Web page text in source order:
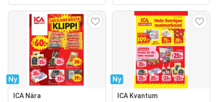
Ny
ICA Nära
Ny
ICA Kvantum